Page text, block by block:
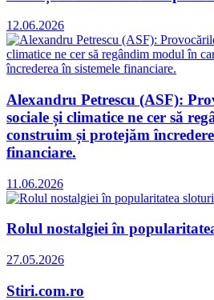
12.06.2026
Alexandru Petrescu (ASF):
sociale și climatice ne cer să
construim și protejăm
financiare.
11.06.2026
Rolul nostalgiei în
27.05.2026
Stiri.com.ro